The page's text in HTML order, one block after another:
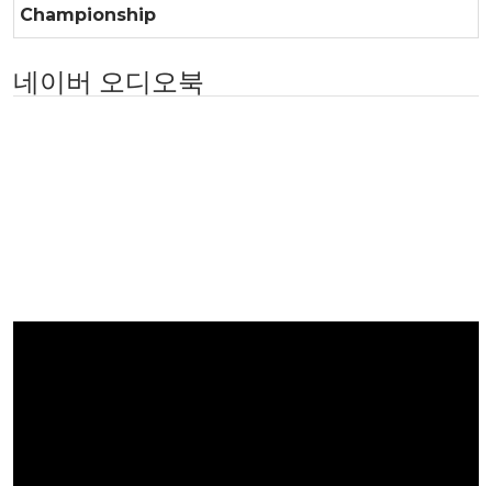
Championship
네이버 오디오북